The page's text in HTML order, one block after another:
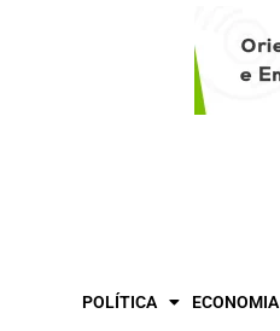
POLÍTICA ECONOMIA